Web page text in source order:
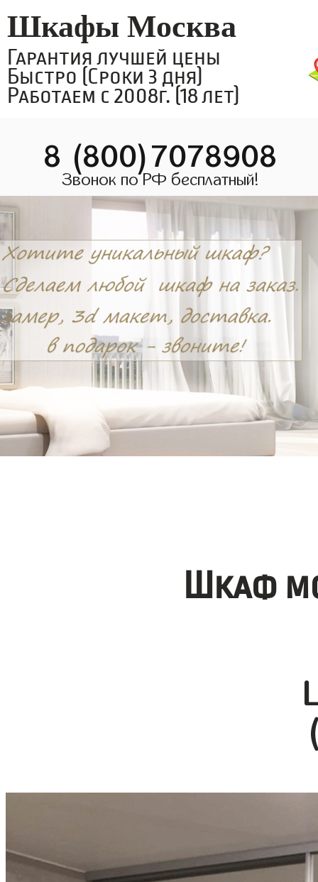
Шкафы Москва
Гарантия лучшей цены
Быстро (Сроки 3 дня)
Работаем с 2008г. (18 лет)
8 (800)7078908
Звонок по РФ бесплатный!
Шкаф